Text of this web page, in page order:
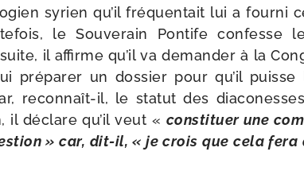
syrien qu’il fré­quen­tait lui a four­ni
le Souverain Pontife confesse
il affirme qu’il va deman­der à la
pré­pa­rer un dos­sier pour qu’il puisse
reconnaît-​il, le sta­tut des
il déclare qu’il veut « consti­tuer une
» car, dit-​il, « je crois que cela fera